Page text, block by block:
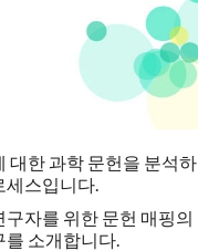
대한 과학 문헌을 분석
스입니다.
자를 위한 문헌 매핑
소개합니다.